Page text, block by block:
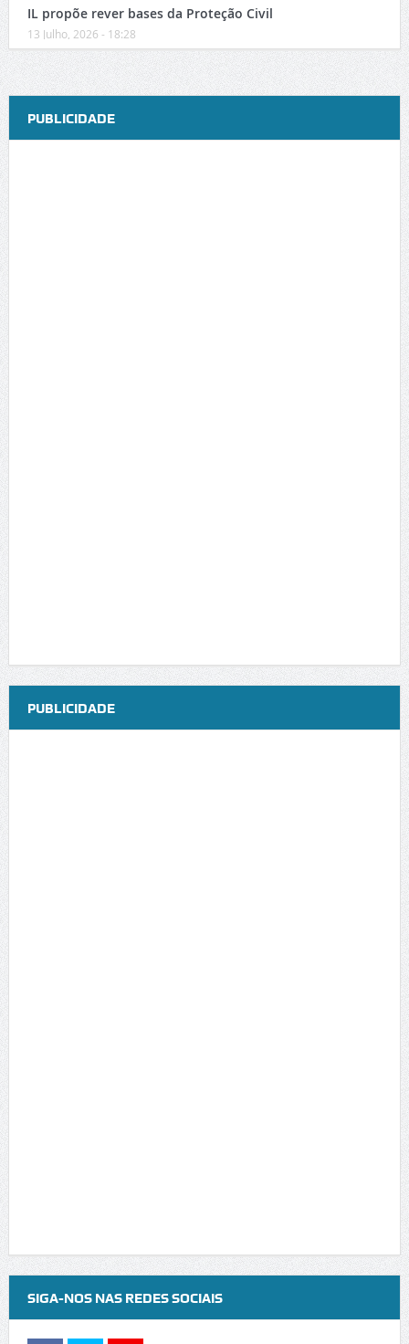
IL propõe rever bases da Proteção Civil
13 Julho, 2026 - 18:28
PUBLICIDADE
PUBLICIDADE
SIGA-NOS NAS REDES SOCIAIS